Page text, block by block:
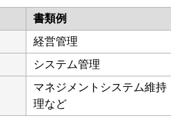
書類例
経営管理
システム管理
マネジメントシステム維持
理など